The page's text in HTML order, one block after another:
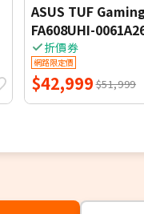
ASUS TUF
FA608UHI-
吋電競筆電 (FHD+
144Hz/AMD Ryzen
DDR5/512G PCIE
RTX 5050 8G/WIN
折價券
網路限定價
$42,999$51,999